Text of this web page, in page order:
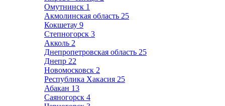
Омутнинск 1
Акмолинская область 25
Кокшетау 9
Степногорск 3
Акколь 2
Днепропетровская область 25
Днепр 22
Новомосковск 2
Республика Хакасия 25
Абакан 13
Саяногорск 4